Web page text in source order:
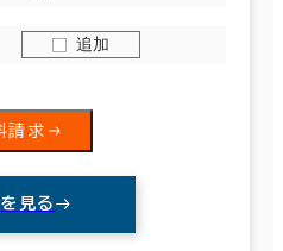
追加
請求
見る